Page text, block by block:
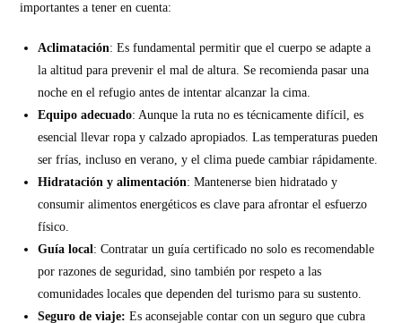
importantes a tener en cuenta:
Aclimatación: Es fundamental permitir que el cuerpo se adapte a
la altitud para prevenir el mal de altura. Se recomienda pasar una
noche en el refugio antes de intentar alcanzar la cima.
Equipo adecuado: Aunque la ruta no es técnicamente difícil, es
esencial llevar ropa y calzado apropiados. Las temperaturas pueden
ser frías, incluso en verano, y el clima puede cambiar rápidamente.
Hidratación y alimentación: Mantenerse bien hidratado y
consumir alimentos energéticos es clave para afrontar el esfuerzo
físico.
Guía local: Contratar un guía certificado no solo es recomendable
por razones de seguridad, sino también por respeto a las
comunidades locales que dependen del turismo para su sustento.
Seguro de viaje: Es aconsejable contar con un seguro que cubra